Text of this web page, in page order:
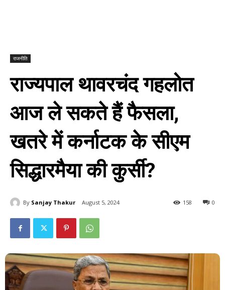
राजनीति
राज्यपाल थावरचंद गहलोत
आज ले सकते हैं फैसला,
खतरे में कर्नाटक के सीएम
सिद्धारमैया की कुर्सी?
By Sanjay Thakur August 5, 2024 0
158